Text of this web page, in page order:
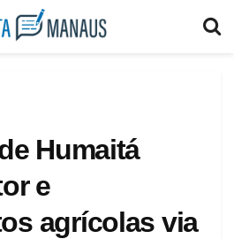
Humaitá
e
agrícolas via